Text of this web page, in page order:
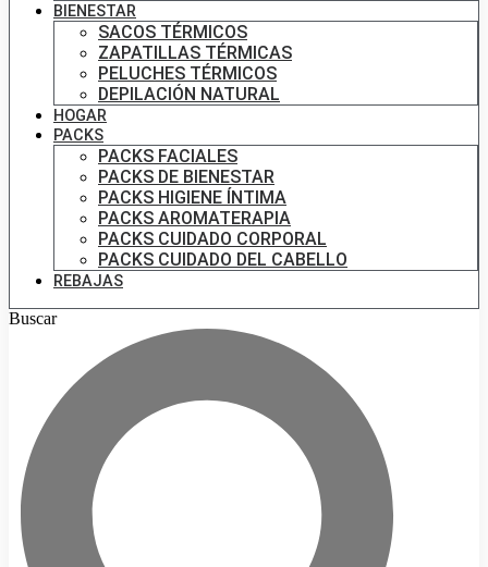
BIENESTAR
SACOS TÉRMICOS
ZAPATILLAS TÉRMICAS
PELUCHES TÉRMICOS
DEPILACIÓN NATURAL
HOGAR
PACKS
PACKS FACIALES
PACKS DE BIENESTAR
PACKS HIGIENE ÍNTIMA
PACKS AROMATERAPIA
PACKS CUIDADO CORPORAL
PACKS CUIDADO DEL CABELLO
REBAJAS
Buscar